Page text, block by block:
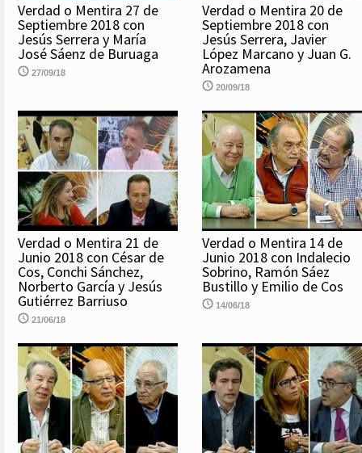
Verdad o Mentira 27 de
Septiembre 2018 con
Jesús Serrera y María
José Sáenz de Buruaga
27/09/18
Verdad o Mentira 20 de
Septiembre 2018 con
Jesús Serrera, Javier
López Marcano y Juan G.
Arozamena
20/09/18
Verdad o Mentira 21 de
Junio 2018 con César de
Cos, Conchi Sánchez,
Norberto García y Jesús
Gutiérrez Barriuso
21/06/18
Verdad o Mentira 14 de
Junio 2018 con Indalecio
Sobrino, Ramón Sáez
Bustillo y Emilio de Cos
14/06/18